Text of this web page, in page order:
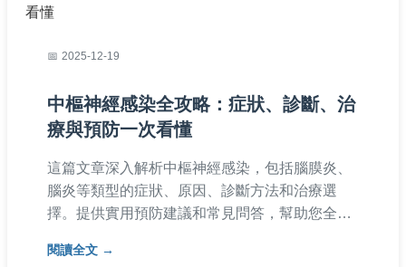
2025-12-19
中樞神經感染全攻略：症狀、診斷、治
療與預防一次看懂
這篇文章深入解析中樞神經感染，包括腦膜炎、
腦炎等類型的症狀、原因、診斷方法和治療選
擇。提供實用預防建議和常見問答，幫助您全面
醫療知識，適合一般民眾閱讀。
閱讀全文